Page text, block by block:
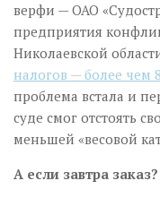
верфи — ОАО
предприятия
Николаевской
налогов — более чем
проблема встала и
суде смог отстоять
меньшей «весовой
А если завтра заказ?